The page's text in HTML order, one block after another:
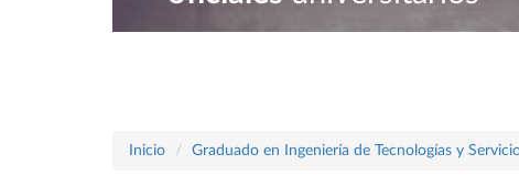
Inicio Graduado en Ingeniería de Tecnologías y